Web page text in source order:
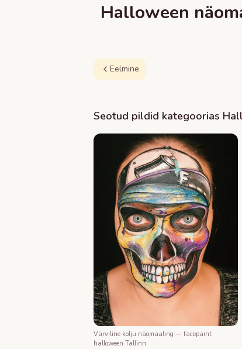
Halloween
Eelmine
Seotud pildid kategoorias
Värviline kolju näomaaling — facepaint
halloween Tallinn